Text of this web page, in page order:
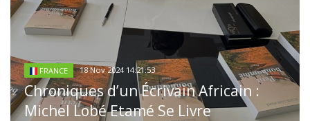
FRANCE 18 Nov 2024 14:21:53
Chroniques d’un Écrivain Africain :
Michel Lobé Etamé Se Livre